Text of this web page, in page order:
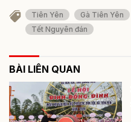
Tiên Yên Gà Tiên Yên
Tết Nguyên đán
BÀI LIÊN QUAN